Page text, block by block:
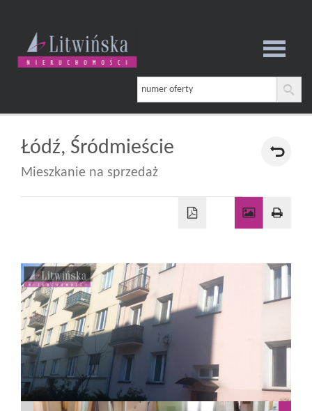
Strona
główna
Mieszkania
Domy
Łódź, Śródmieście
Mieszkanie na sprzedaż